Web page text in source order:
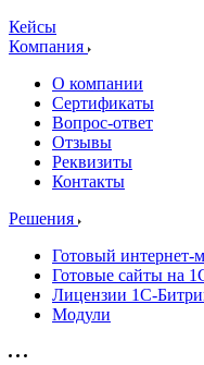
Кейсы
Компания
О компании
Сертификаты
Вопрос-ответ
Отзывы
Реквизиты
Контакты
Решения
Готовый интернет-
Готовые сайты на
Лицензии 1С-
Модули